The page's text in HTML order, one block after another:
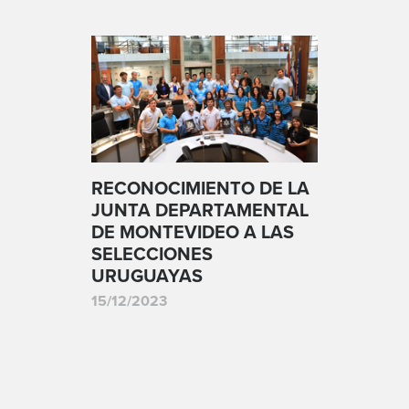
RECONOCIMIENTO DE LA
JUNTA DEPARTAMENTAL
DE MONTEVIDEO A LAS
SELECCIONES
URUGUAYAS
15/12/2023